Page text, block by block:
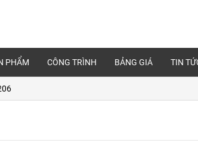
PHẨM CÔNG TRÌNH BẢNG GIÁ TIN